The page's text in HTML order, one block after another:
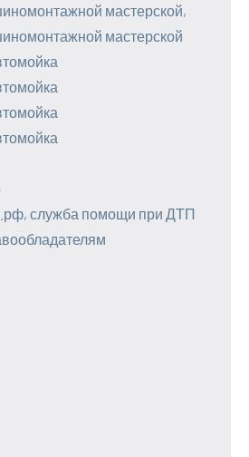
мастерской,
мастерской
служба помощи при ДТП